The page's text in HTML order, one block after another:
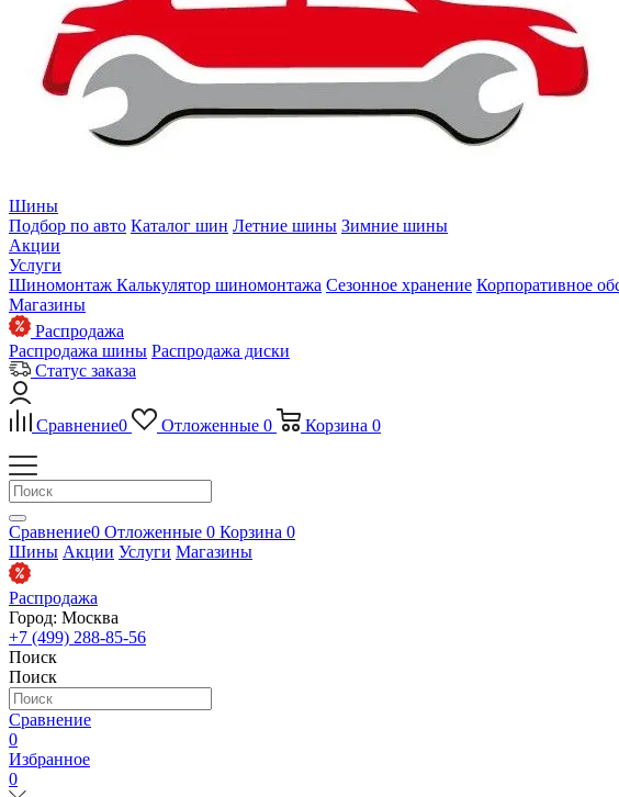
Шины
Подбор по авто Каталог шин Летние шины Зимние шины
Акции
Услуги
Шиномонтаж Калькулятор шиномонтажа Сезонное хранение Корпоративное
Магазины
Распродажа
Распродажа шины Распродажа диски
Статус заказа
Сравнение0 Отложенные 0 Корзина 0
Сравнение0 Отложенные 0 Корзина 0
Шины Акции Услуги Магазины
Распродажа
Город: Москва
+7 (499) 288-85-56
Поиск
Поиск
Сравнение
0
Избранное
0